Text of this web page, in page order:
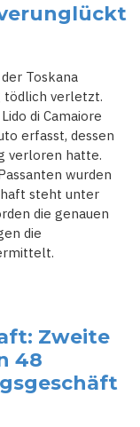
Toskana
tödlich verletzt.
di Camaiore
erfasst, dessen
verloren hatte.
wurden
steht unter
die genauen
die
Zweite
48